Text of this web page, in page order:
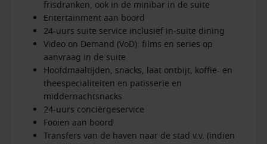
frisdranken, ook in de minibar in de suite
Entertainment aan boord
24-uurs suite service inclusief in-suite dining
Video on Demand (VoD): films en series op
aanvraag in de suite
Hoofdmaaltijden, snacks, laat ontbijt, koffie- en
theespecialiteiten en patisserie en
middernachtsnacks
24-uurs conciërgeservice
Fooien aan boord
Transfers van de haven naar de stad v.v. (indien